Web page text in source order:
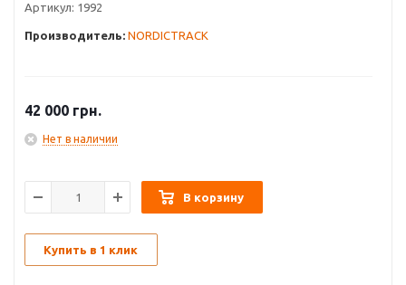
Артикул: 1992
Производитель: NORDICTRACK
42 000 грн.
Нет в наличии
В корзину
Купить в 1 клик